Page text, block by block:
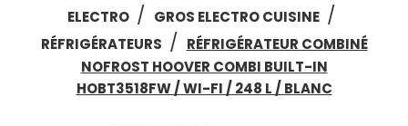
ELECTRO
GROS ELECTRO CUISINE
RÉFRIGÉRATEURS
RÉFRIGÉRATEUR COMBINÉ
NOFROST HOOVER COMBI BUILT-IN
HOBT3518FW / WI-FI / 248 L / BLANC